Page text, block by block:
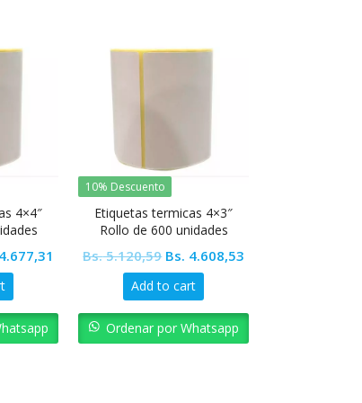
4×4″
4.677,31
Current
Bs. 4.677,31.
10% Descuento
Etiquetas termicas 4×3″
Rollo de 600 unidades
Bs.5.120,59 Original
price
was:
Bs. 5.120,59.
Bs. 4.608,53
Bs. 4.608,53.
Add to cart
Ordenar por Whatsapp